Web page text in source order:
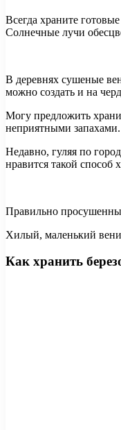
Всегда храните
Солнечные лучи
В деревнях сушеные
можно создать и на
Могу предложить
неприятными
Недавно, гуляя по
нравится такой
Правильно
Хилый, маленький
Как хранить